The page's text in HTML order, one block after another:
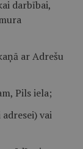
darbībai,
ar Adrešu
Pils iela;
vai